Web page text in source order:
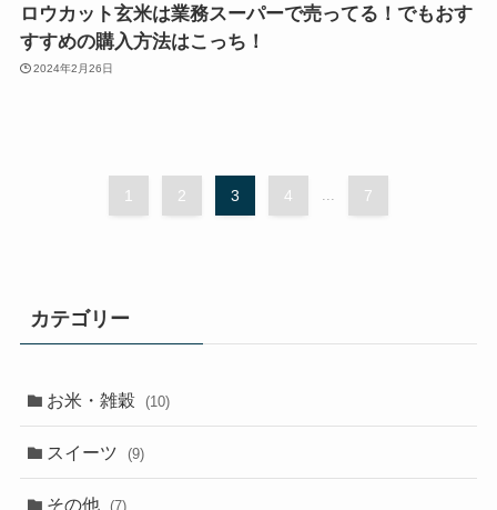
ロウカット玄米は業務スーパーで売ってる！でもおす
すすめの購入方法はこっち！
2024年2月26日
1 2 3 4 7
カテゴリー
お米・雑穀 (10)
スイーツ (9)
その他 (7)